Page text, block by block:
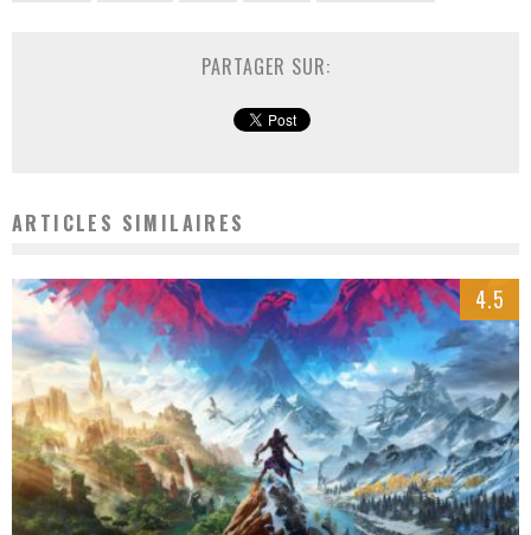
PARTAGER SUR:
ARTICLES SIMILAIRES
4.5